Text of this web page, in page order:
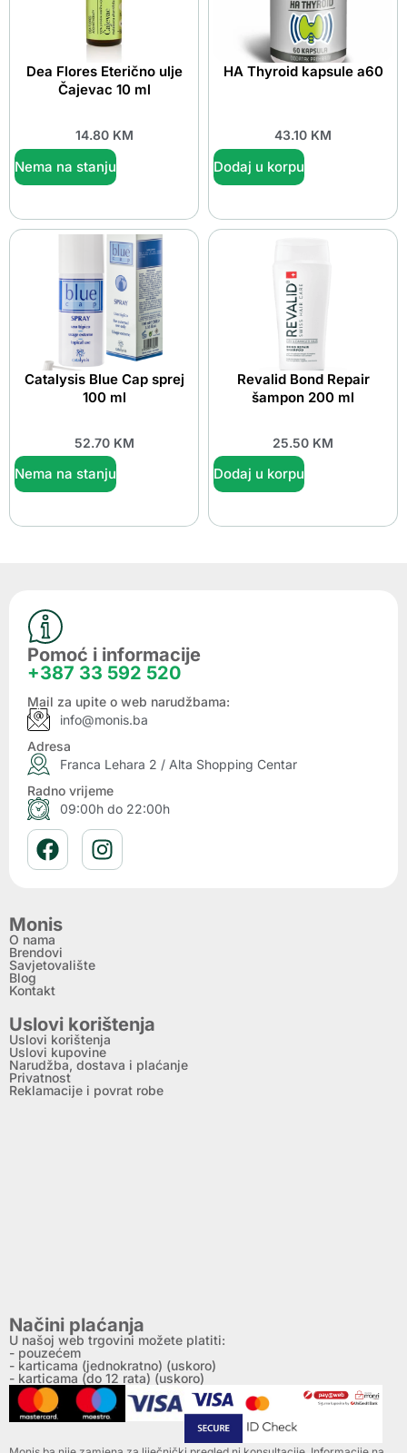
Dea Flores Eterično ulje
Čajevac 10 ml
14.80 KM
Nema na stanju
HA Thyroid kapsule a60
43.10 KM
Dodaj u korpu
Catalysis Blue Cap sprej
100 ml
52.70 KM
Nema na stanju
Revalid Bond Repair
šampon 200 ml
25.50 KM
Dodaj u korpu
Pomoć i informacije
+387 33 592 520
Mail za upite o web narudžbama:
info@monis.ba
Adresa
Franca Lehara 2 / Alta Shopping Centar
Radno vrijeme
09:00h do 22:00h
Monis
O nama
Brendovi
Savjetovalište
Blog
Kontakt
Uslovi korištenja
Uslovi korištenja
Uslovi kupovine
Narudžba, dostava i plaćanje
Privatnost
Reklamacije i povrat robe
Načini plaćanja
U našoj web trgovini možete platiti:
- pouzećem
- karticama (jednokratno) (uskoro)
- karticama (do 12 rata) (uskoro)